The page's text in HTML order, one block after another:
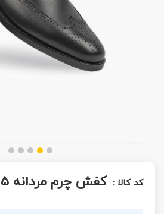
کد کالا : کفش چرم مردانه BL 7425